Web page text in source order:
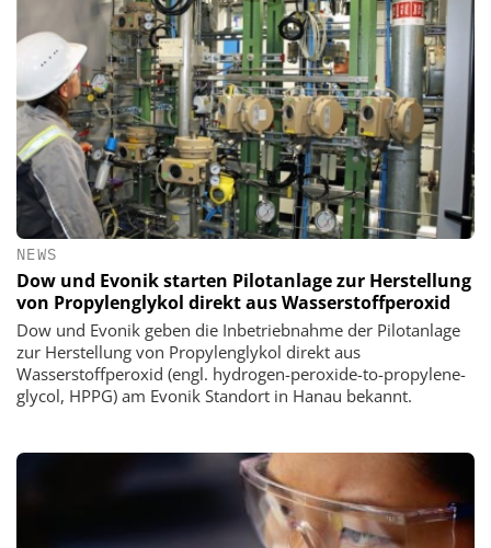
NEWS
Dow und Evonik starten Pilotanlage zur Herstellung
von Propylenglykol direkt aus Wasserstoffperoxid
Dow und Evonik geben die Inbetriebnahme der Pilotanlage
zur Herstellung von Propylenglykol direkt aus
Wasserstoffperoxid (engl. hydrogen-peroxide-to-propylene-
glycol, HPPG) am Evonik Standort in Hanau bekannt.